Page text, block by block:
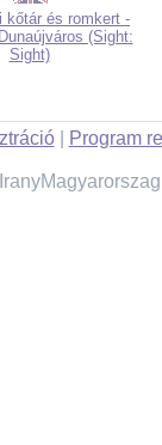
kőtár és romkert -
(Sight:
Sight)
| Program